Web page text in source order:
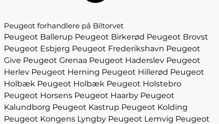
Peugeot forhandlere på Biltorvet
Peugeot Ballerup Peugeot Birkerød Peugeot Brovst
Peugeot Esbjerg Peugeot Frederikshavn Peugeot
Give Peugeot Grenaa Peugeot Haderslev Peugeot
Herlev Peugeot Herning Peugeot Hillerød Peugeot
Holbæk Peugeot Holbæk Peugeot Holstebro
Peugeot Horsens Peugeot Haarby Peugeot
Kalundborg Peugeot Kastrup Peugeot Kolding
Peugeot Kongens Lyngby Peugeot Lemvig Peugeot